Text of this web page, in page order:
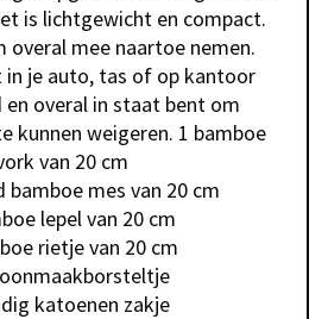
is lichtgewicht en compact.
overal mee naartoe nemen.
in je auto, tas of op kantoor
overal in staat bent om
kunnen weigeren. 1 bamboe
van 20 cm
bamboe mes van 20 cm
lepel van 20 cm
rietje van 20 cm
katoenen zakje